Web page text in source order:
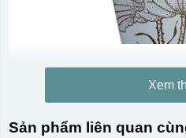
Kiểu in:
Xem
Sản phẩm liên quan